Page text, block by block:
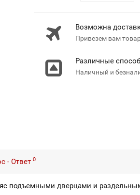
Возможна
Привезем вам
Различные
Наличный и
- Ответ 0
подъемными дверцами и